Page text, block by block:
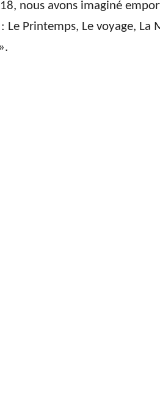
nous avons imaginé
Le Printemps, Le voyage, La